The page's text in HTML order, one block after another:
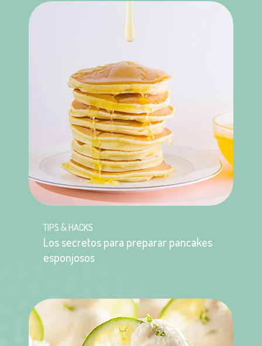
TIPS & HACKS
Los secretos para preparar pancakes
esponjosos